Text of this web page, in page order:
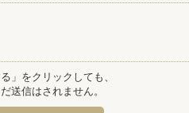
」をクリックしても、
送信はされません。